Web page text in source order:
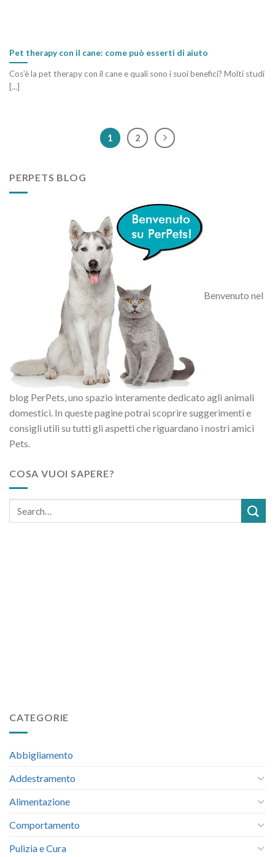
Pet therapy con il cane: come può esserti di aiuto
Cos’è la pet therapy con il cane e quali sono i suoi benefici? Molti studi
[...]
1 2
PERPETS BLOG
Benvenuto nel
blog PerPets, uno spazio interamente dedicato agli animali
domestici. In queste pagine potrai scoprire suggerimenti e
consigli utili su tutti gli aspetti che riguardano i nostri amici
Pets.
COSA VUOI SAPERE?
CATEGORIE
Abbigliamento
Addestramento
Alimentazione
Comportamento
Pulizia e Cura